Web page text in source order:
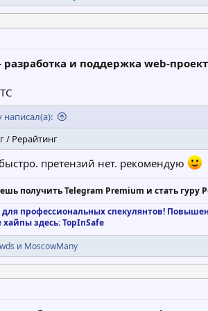
- разработка и поддержка web-
написал(а):
/ Рерайтинг
претензий нет. рекомендую
получить Telegram Premium и стать гуру
для профессиональных спекулянтов!
здесь: TopInSafe
и MoscowMany